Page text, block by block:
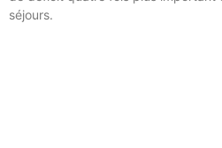
séjours.